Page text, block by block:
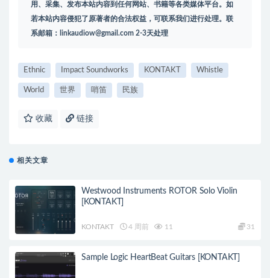
用、采集、发布本站内容到任何网站、书籍等各类媒体平台。如
若本站内容侵犯了原著者的合法权益，可联系我们进行处理。联
系邮箱： linkaudiow@gmail.com 2-3天处理
Ethnic Impact Soundworks KONTAKT Whistle
World 世界 哨笛 民族
收藏 链接
相关文章
Westwood Instruments ROTOR Solo Violin
[KONTAKT]
KONTAKT 4 周前 11 31
Sample Logic HeartBeat Guitars [KONTAKT]